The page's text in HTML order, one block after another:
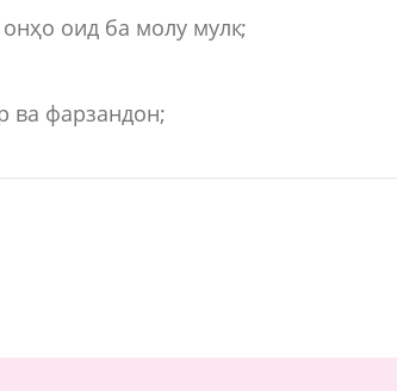
оид ба молу мулк;
ва фарзандон;